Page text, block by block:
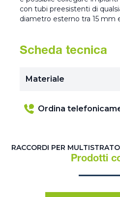
con tubi preesistenti di
diametro esterno tra 15 mm
Scheda tecnica
Materiale
Ordina
RACCORDI PER
Prodotti